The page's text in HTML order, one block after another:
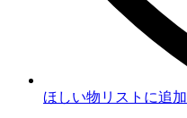
ほしい物リストに追加